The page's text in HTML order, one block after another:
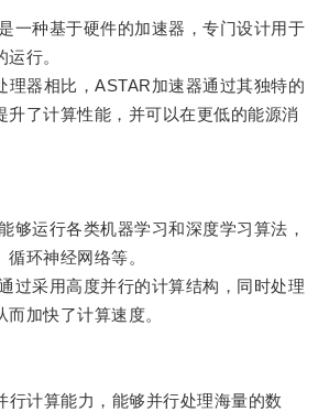
种基于硬件的加速器，专门设计用于
行。
器相比，ASTAR加速器通过其独特的
升了计算性能，并可以在更低的能源消
运行各类机器学习和深度学习算法，
环神经网络等。
采用高度并行的计算结构，同时处理
加快了计算速度。
计算能力，能够并行处理海量的数